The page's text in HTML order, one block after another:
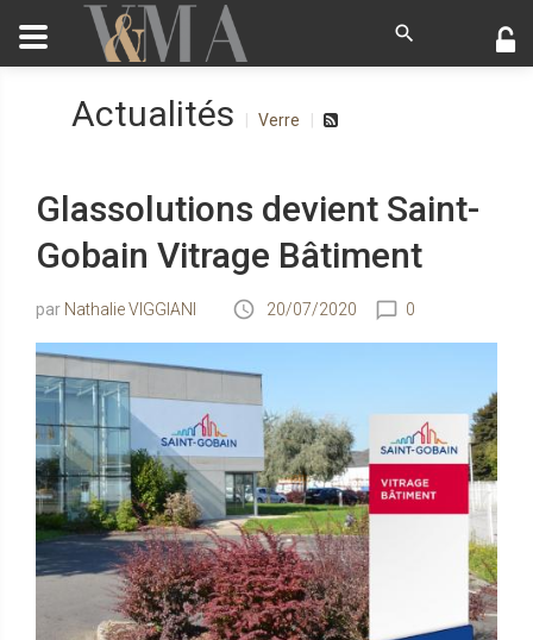
Actualités Verre
Glassolutions devient Saint-
Gobain Vitrage Bâtiment
Nathalie VIGGIANI 20/07/2020 0